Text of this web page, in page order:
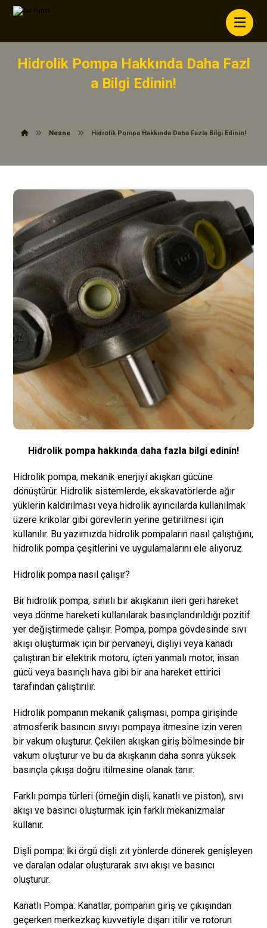
Hidrolik Pompa Hakkında Daha Fazl
A Bilgi Edinin!
Nesne Hidrolik Pompa Hakkında Daha Fazla Bilgi Edinin!
Hidrolik pompa hakkında daha fazla bilgi edinin!
Hidrolik pompa, mekanik enerjiyi akışkan gücüne
dönüştürür. Hidrolik sistemlerde, ekskavatörlerde ağır
yüklerin kaldırılması veya hidrolik ayırıcılarda kullanılmak
üzere krikolar gibi görevlerin yerine getirilmesi için
kullanılır. Bu yazımızda hidrolik pompaların nasıl çalıştığını,
hidrolik pompa çeşitlerini ve uygulamalarını ele alıyoruz.
Hidrolik pompa nasıl çalışır?
Bir hidrolik pompa, sınırlı bir akışkanın ileri geri hareket
veya dönme hareketi kullanılarak basınçlandırıldığı pozitif
yer değiştirmede çalışır. Pompa, pompa gövdesinde sıvı
akışı oluşturmak için bir pervaneyi, dişliyi veya kanadı
çalıştıran bir elektrik motoru, içten yanmalı motor, insan
gücü veya basınçlı hava gibi bir ana hareket ettirici
tarafından çalıştırılır.
Hidrolik pompanın mekanik çalışması, pompa girişinde
atmosferik basıncın sıvıyı pompaya itmesine izin veren
bir vakum oluşturur. Çekilen akışkan giriş bölmesinde bir
vakum oluşturur ve bu da akışkanın daha sonra yüksek
basınçla çıkışa doğru itilmesine olanak tanır.
Farklı pompa türleri (örneğin dişli, kanatlı ve piston), sıvı
akışı ve basıncı oluşturmak için farklı mekanizmalar
kullanır.
Dişli pompa: İki örgü dişli zıt yönlerde dönerek genişleyen
ve daralan odalar oluşturarak sıvı akışı ve basıncı
oluşturur.
Kanatlı Pompa: Kanatlar, pompanın giriş ve çıkışından
geçerken merkezkaç kuvvetiyle dışarı itilir ve rotorun